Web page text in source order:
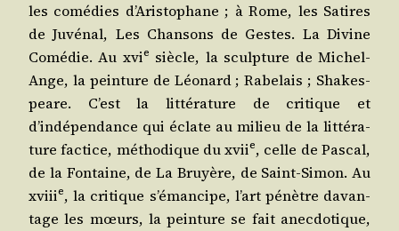
les comé­dies d’Aristophane ; à Rome, les Satires
de Juvé­nal, Les Chan­sons de Gestes. La Divine
Comé­die. Au xvie siècle, la sculp­ture de Michel-
Ange, la pein­ture de Léo­nard ; Rabe­lais ; Sha­kes­
peare. C’est la lit­té­ra­ture de cri­tique et
d’indépendance qui éclate au milieu de la lit­té­ra­
ture fac­tice, métho­dique duxviie, celle de Pas­cal,
de la Fon­taine, de La Bruyère, de Saint-Simon. Au
xviiie, la cri­tique s’émancipe, l’art pénètre davan­
tage les mœurs, la pein­ture se fait anec­do­tique,